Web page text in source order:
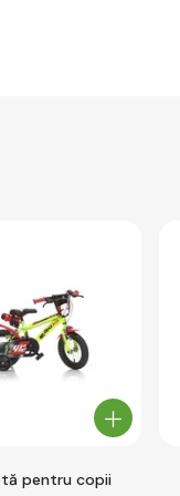
pentru copii